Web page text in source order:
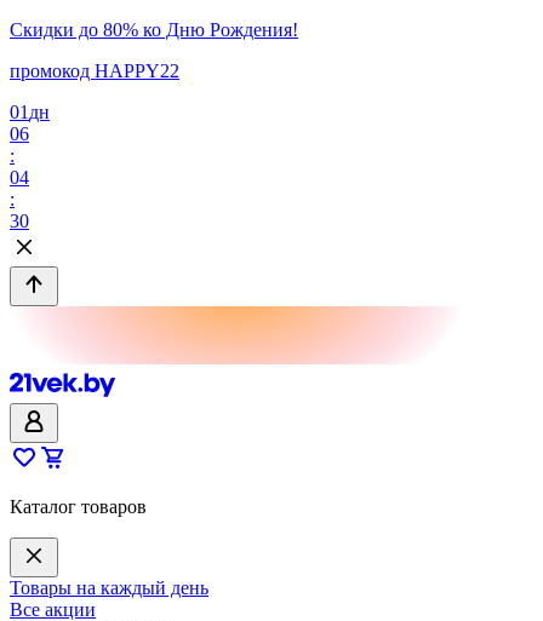
Скидки до 80% ко Дню Рождения!
промокод HAPPY22
01 дн
06
:
04
:
30
Каталог товаров
Товары на каждый день
Все акции